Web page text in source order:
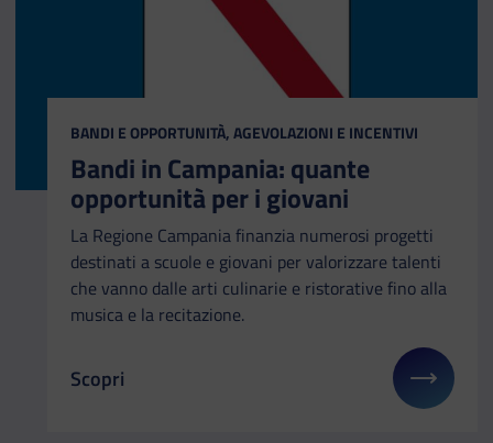
CATEGORIA:
BANDI E OPPORTUNITÀ, AGEVOLAZIONI E INCENTIVI
Bandi in Campania: quante
opportunità per i giovani
La Regione Campania finanzia numerosi progetti
destinati a scuole e giovani per valorizzare talenti
che vanno dalle arti culinarie e ristorative fino alla
musica e la recitazione.
Il link ti porterà ad avere maggiori dettagli su:
Scopri